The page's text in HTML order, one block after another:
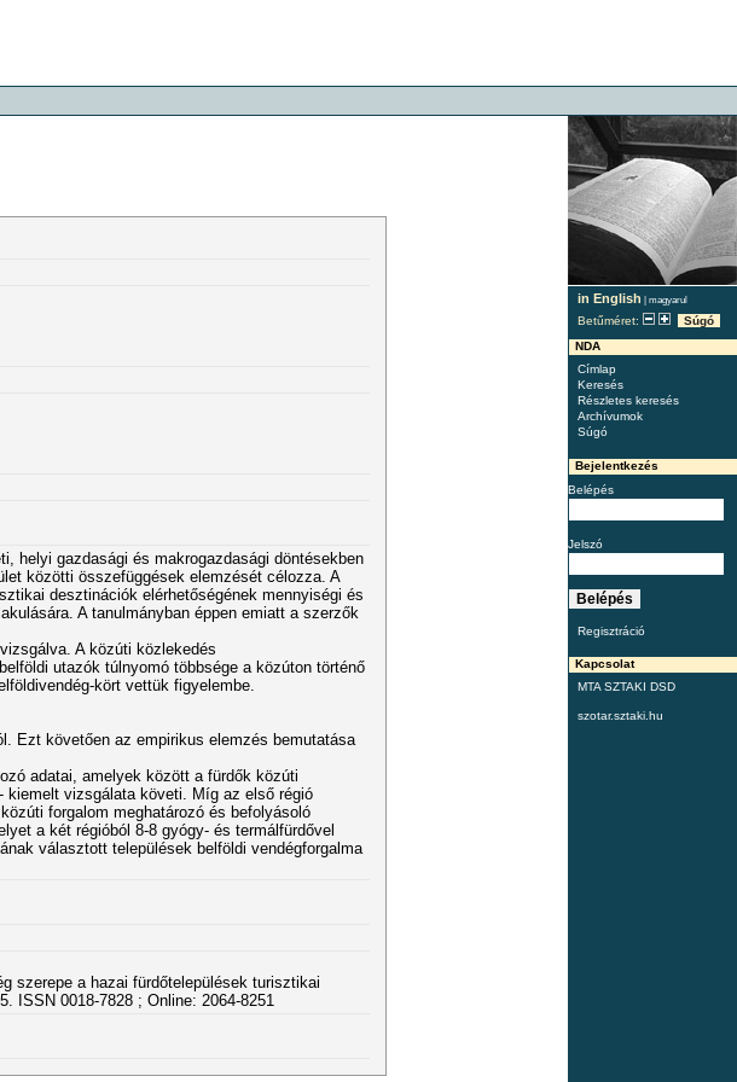
in English | magyarul
Betűméret:
Súgó
NDA
Címlap
Keresés
Részletes keresés
Archívumok
Súgó
Bejelentkezés
Belépés
Jelszó
Regisztráció
Kapcsolat
MTA SZTAKI DSD
szotar.sztaki.hu
helyi gazdasági és makrogazdasági döntésekben
közötti összefüggések elemzését célozza. A
desztinációk elérhetőségének mennyiségi és
A tanulmányban éppen emiatt a szerzők
A közúti közlekedés
utazók túlnyomó többsége a közúton történő
kört vettük figyelembe.
Ezt követően az empirikus elemzés bemutatása
adatai, amelyek között a fürdők közúti
kiemelt vizsgálata követi. Míg az első régió
forgalom meghatározó és befolyásoló
a két régióból 8-8 gyógy- és termálfürdővel
választott települések belföldi vendégforgalma
szerepe a hazai fürdőtelepülések turisztikai
ISSN 0018-7828 ; Online: 2064-8251